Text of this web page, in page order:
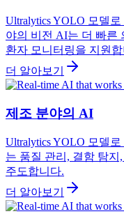
Ultralytics YOLO 모델
야의 비전 AI는 더 빠른
환자 모니터링을 지원
더 알아보기
제조 분야의 AI
Ultralytics YOLO 모델
는 품질 관리, 결함 탐지
주도합니다.
더 알아보기